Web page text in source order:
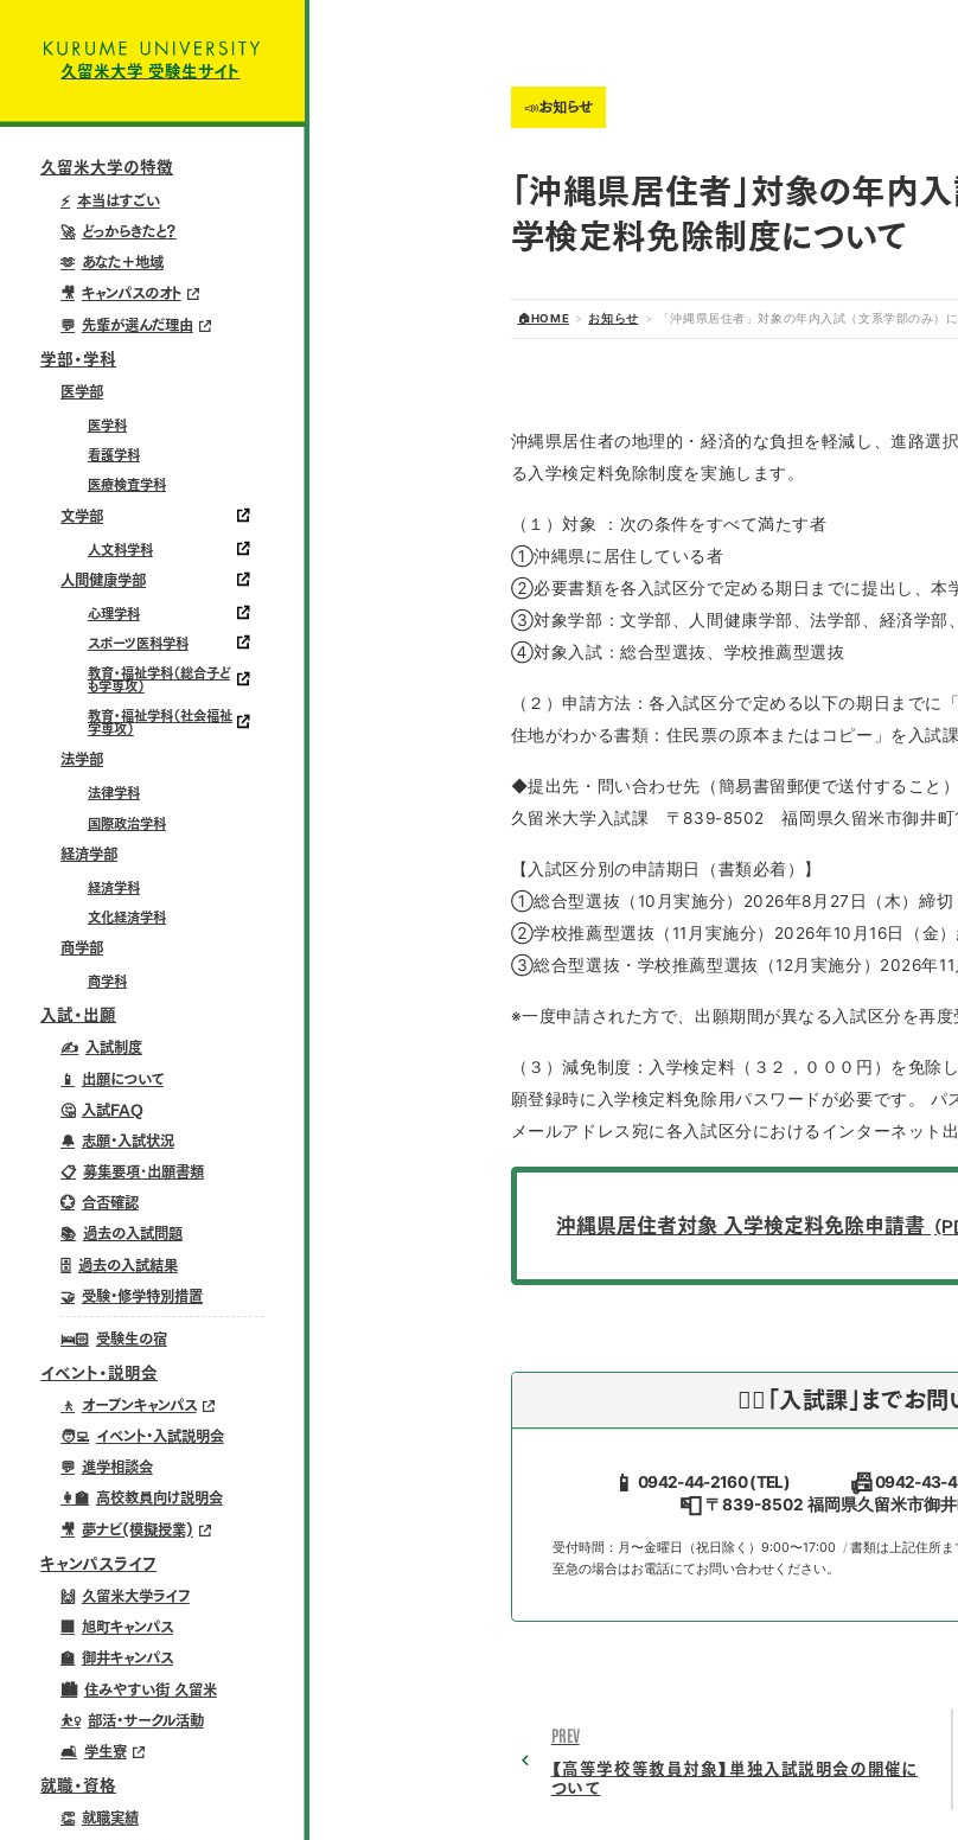
久留米大学 受験生サイト
久留米大学の特徴
⚡ 本当はすごい
🚀 どっからきたと？
🫶 あなた＋地域
🎥 キャンパスのオト
💬 先輩が選んだ理由
学部・学科
医学部
医学科
看護学科
医療検査学科
文学部
人文科学科
人間健康学部
心理学科
スポーツ医科学科
教育・福祉学科（総合子ど
も学専攻）
教育・福祉学科（社会福祉
学専攻）
法学部
法律学科
国際政治学科
経済学部
経済学科
文化経済学科
商学部
商学科
入試・出願
✍ 入試制度
📱 出願について
🤔 入試FAQ
🔔 志願・入試状況
📋 募集要項･出願書類
💮 合否確認
📚 過去の入試問題
🗄️ 過去の入試結果
🤝 受験・修学特別措置
🛌🏻 受験生の宿
イベント・説明会
🚶 オープンキャンパス
🧑‍💻 イベント・入試説明会
💬 進学相談会
👩‍🏫 高校教員向け説明会
🎥 夢ナビ(模擬授業)
キャンパスライフ
🙌 久留米大学ライフ
旭町キャンパス
🏫 御井キャンパス
🏙️ 住みやすい街 久留米
⛹️‍♀️ 部活・サークル活動
🛋️ 学生寮
就職・資格
👏 就職実績
📣お知らせ
「沖縄県居住者」対象の年内
学検定料免除制度について
🏠HOME お知らせ 「沖縄県居住者」対象の年内入試（文系学部のみ）
沖縄県居住者の地理的・経済的な負担を軽減し、進路選
る入学検定料免除制度を実施します。
（１）対象 ：次の条件をすべて満たす者
①沖縄県に居住している者
②必要書類を各入試区分で定める期日までに提出し、本
③対象学部：文学部、人間健康学部、法学部、経済学部
④対象入試：総合型選抜、学校推薦型選抜
（２）申請方法：各入試区分で定める以下の期日まで
住地がわかる書類：住民票の原本またはコピー」を入試
◆提出先・問い合わせ先（簡易書留郵便で送付すること）
久留米大学入試課 〒839-8502 福岡県久留米市御井
【入試区分別の申請期日（書類必着）】
①総合型選抜（10月実施分）2026年8月27日（木）締切
②学校推薦型選抜（11月実施分）2026年10月16日（金）
③総合型選抜・学校推薦型選抜（12月実施分）2026年11
※一度申請された方で、出願期間が異なる入試区分を再
（３）減免制度：入学検定料（３２，０００円）を免
願登録時に入学検定料免除用パスワードが必要です。
メールアドレス宛に各入試区分におけるインターネット
沖縄県居住者対象 入学検定料免除申請書
💁‍♀️「入試課」までお
📱 0942-44-2160 (TEL) 📠0942-43-
📮 〒839-8502 福岡県久留米市御
受付時間：月〜金曜日（祝日除く）9:00〜17:00 書類は上記住所
至急の場合はお電話にてお問い合わせください。
PREV
【高等学校等教員対象】単独入試説明会の開催に
ついて